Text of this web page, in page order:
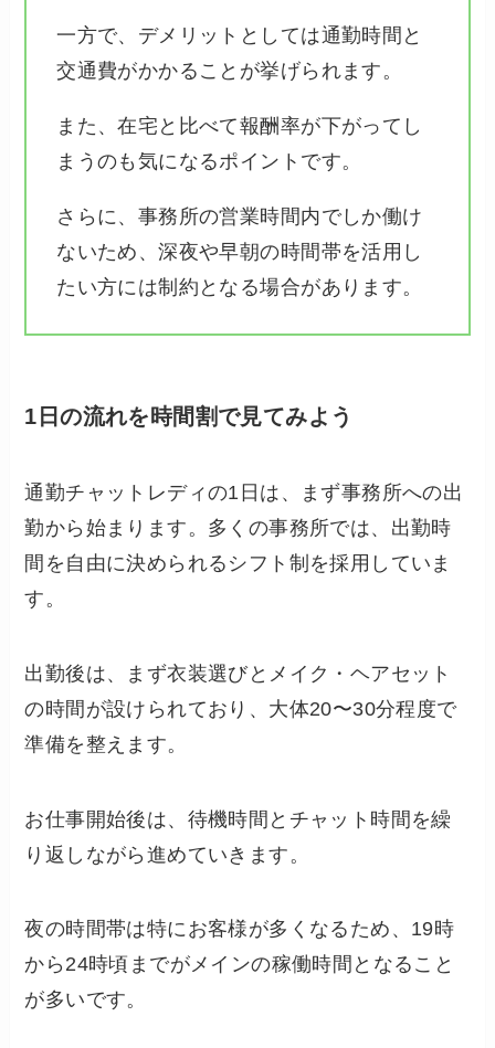
一方で、デメリットとしては通勤時間と
交通費がかかることが挙げられます。
また、在宅と比べて報酬率が下がってし
まうのも気になるポイントです。
さらに、事務所の営業時間内でしか働け
ないため、深夜や早朝の時間帯を活用し
たい方には制約となる場合があります。
1日の流れを時間割で見てみよう
通勤チャットレディの1日は、まず事務所への出
勤から始まります。多くの事務所では、出勤時
間を自由に決められるシフト制を採用していま
す。
出勤後は、まず衣装選びとメイク・ヘアセット
の時間が設けられており、大体20〜30分程度で
準備を整えます。
お仕事開始後は、待機時間とチャット時間を繰
り返しながら進めていきます。
夜の時間帯は特にお客様が多くなるため、19時
から24時頃までがメインの稼働時間となること
が多いです。